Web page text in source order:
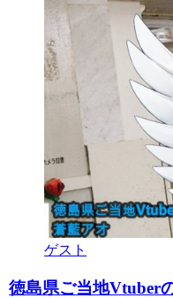
ゲスト
徳島県ご当地Vtuber